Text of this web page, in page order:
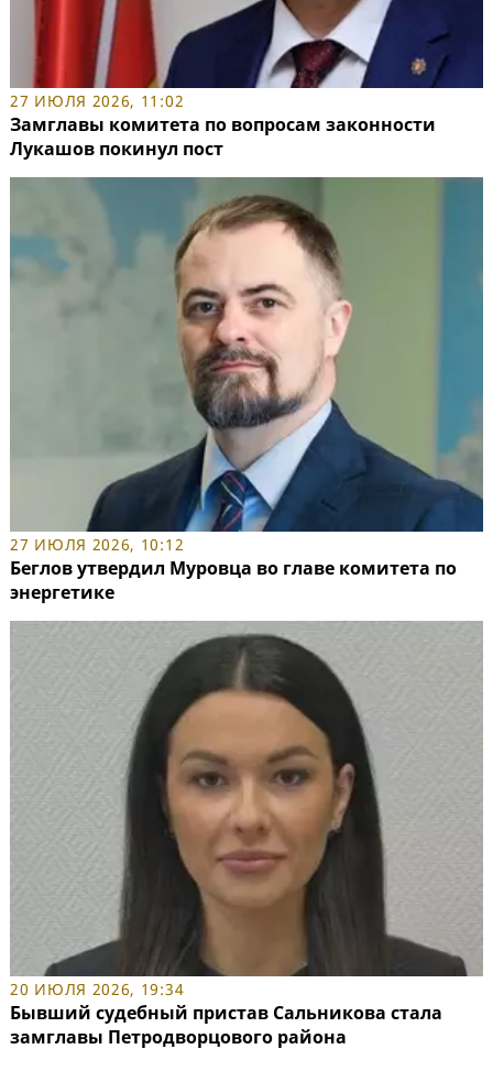
27 ИЮЛЯ 2026, 11:02
Замглавы комитета по вопросам законности
Лукашов покинул пост
27 ИЮЛЯ 2026, 10:12
Беглов утвердил Муровца во главе комитета по
энергетике
20 ИЮЛЯ 2026, 19:34
Бывший судебный пристав Сальникова стала
замглавы Петродворцового района